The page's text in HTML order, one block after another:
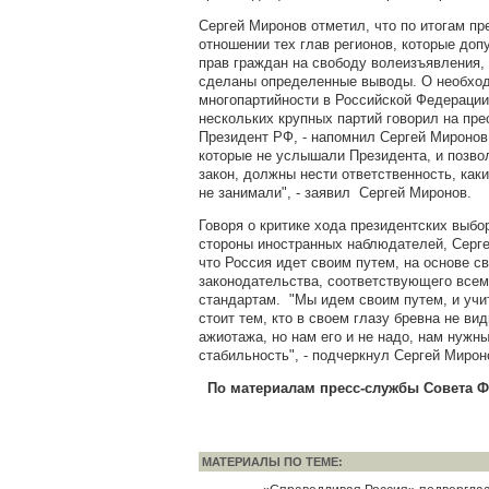
Сергей Миронов отметил, что по итогам
отношении тех глав регионов, которые
прав граждан на свободу
сделаны определенные выводы. О
многопартийности в Российской
нескольких крупных партий говорил на
Президент РФ, - напомнил Сергей
которые не услышали Президента, и
закон, должны нести ответственность,
не занимали", - заявил Сергей Миронов.
Говоря о критике хода президентских
стороны иностранных наблюдателей,
что Россия идет своим путем, на основе
законодательства, соответствующего
стандартам. "Мы идем своим путем, и
стоит тем, кто в своем глазу бревна не
ажиотажа, но нам его и не надо, нам
стабильность", - подчеркнул Сергей
По материалам пресс-службы Совета
МАТЕРИАЛЫ ПО ТЕМЕ: